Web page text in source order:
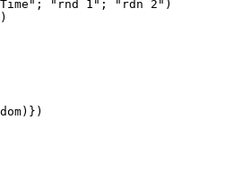
"Time"; "rnd 1"; "rdn 2")